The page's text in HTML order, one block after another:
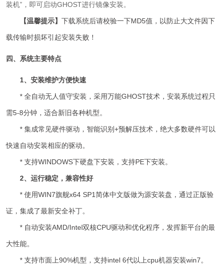
装机”，即可启动GHOST进行镜像安装。
【温馨提示】下载系统后请校验一下MD5值，以防止大文件因下
载传输时损坏引起安装失败！
四、系统主要特点
1、安装维护方便快速
* 全自动无人值守安装，采用万能GHOST技术，安装系统过程只
需5-8分钟，适合新旧各种机型。
* 集成常见硬件驱动，智能识别+预解压技术，绝大多数硬件可以
快速自动安装相应的驱动。
* 支持WINDOWS下硬盘下安装，支持PE下安装。
2、运行稳定，兼容性好
* 使用WIN7旗舰x64 SP1简体中文版做为源安装盘，通过正版验
证，集成了最新安全补丁。
* 自动安装AMD/Intel双核CPU驱动和优化程序，发挥新平台的最
大性能。
* 支持市面上90%机型，支持intel 6代以上cpu机器安装win7。